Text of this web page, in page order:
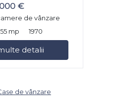
€
de vânzare
mp 1970
detalii
de vânzare